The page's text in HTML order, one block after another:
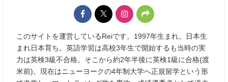
このサイトを運営しているReiです。1997年生まれ。日本生
まれ日本育ち。英語学習は高校3年生で開始するも当時の実
力は英検3級不合格。そこから約2年半後に英検1級に合格(渡
米前)。現在はニューヨークの4年制大学へ正規留学という形